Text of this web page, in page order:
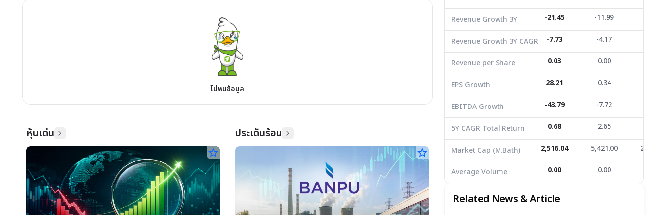
ไม่พบข้อมูล
หุ้นเด่น
star_border
ประเด็นร้อน
star_border
EPS Growth
28.21 0.34
EBITDA Growth
-43.79 -7.72
261.08
5Y CAGR Total Return
Market Cap (M.Bath)
2,516.04 5,421.00
Average Volume
0.00 0.00
Revenue Growth 3Y -21.45 -11.99
Revenue Growth 3Y CAGR -7.73 -4.17
Revenue per Share 0.03 0.00
EPS Growth 28.21 0.34
EBITDA Growth -43.79 -7.72
5Y CAGR Total Return 0.68 2.65
Market Cap (M.Bath) 2,516.04 5,421.00
Average Volume 0.00 0.00
Related News & Article